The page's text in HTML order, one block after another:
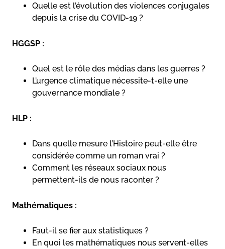
Quelle est l’évolution des violences conjugales
depuis la crise du COVID-19 ?
HGGSP :
Quel est le rôle des médias dans les guerres ?
L’urgence climatique nécessite-t-elle une
gouvernance mondiale ?
HLP :
Dans quelle mesure l’Histoire peut-elle être
considérée comme un roman vrai ?
Comment les réseaux sociaux nous
permettent-ils de nous raconter ?
Mathématiques :
Faut-il se fier aux statistiques ?
En quoi les mathématiques nous servent-elles